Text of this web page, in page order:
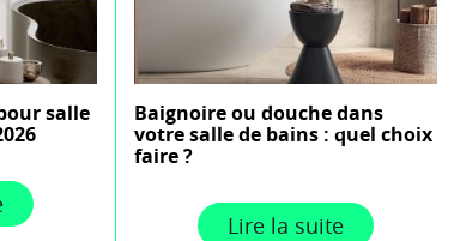
salle
Baignoire ou douche dans
votre salle de bains : quel choix
faire ?
Lire la suite